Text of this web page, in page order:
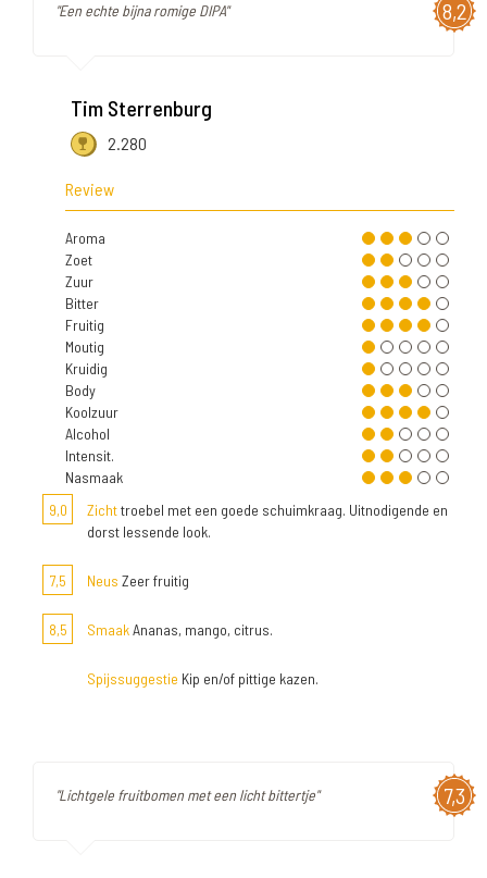
8,2
"Een echte bijna romige DIPA"
Tim Sterrenburg
2.280
Review
Aroma
Zoet
Zuur
Bitter
Fruitig
Moutig
Kruidig
Body
Koolzuur
Alcohol
Intensit.
Nasmaak
9,0
Zichttroebel met een goede schuimkraag. Uitnodigende en
dorst lessende look.
7,5 Neus Zeer fruitig
8,5 SmaakAnanas, mango, citrus.
Spijssuggestie Kip en/of pittige kazen.
7,3
"Lichtgele fruitbomen met een licht bittertje"